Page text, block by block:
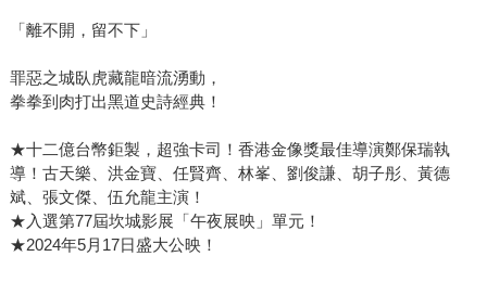
「離不開，留不下」
罪惡之城臥虎藏龍暗流湧動，
拳拳到肉打出黑道史詩經典！
★十二億台幣鉅製，超強卡司！香港金像獎最佳導演鄭保瑞執
導！古天樂、洪金寶、任賢齊、林峯​、劉俊謙、胡子彤、黃德
斌、張文傑、伍允龍主演！
★入選第77屆坎城影展「午夜展映」單元！
★2024年5月17日盛大公映！